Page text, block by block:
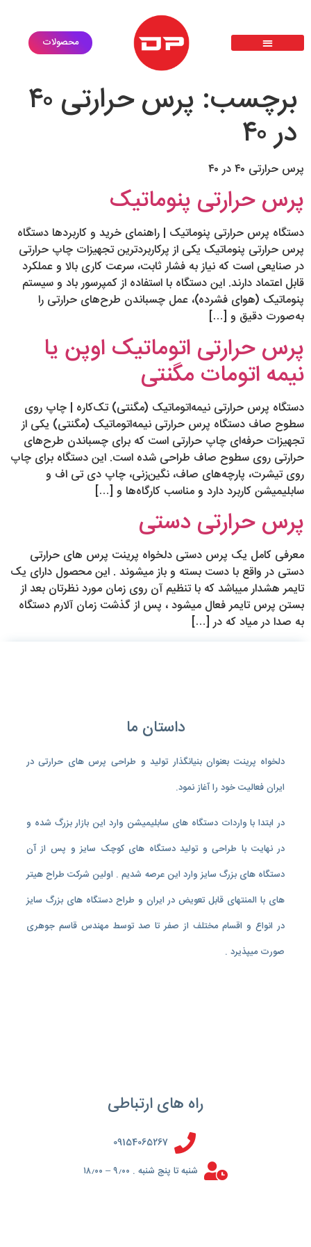
محصولات
برچسب: پرس حرارتی ۴۰
در ۴۰
پرس حرارتی ۴۰ در ۴۰
پرس حرارتی پنوماتیک
دستگاه پرس حرارتی پنوماتیک | راهنمای خرید و کاربردها دستگاه
پرس حرارتی پنوماتیک یکی از پرکاربردترین تجهیزات چاپ حرارتی
در صنایعی است که نیاز به فشار ثابت، سرعت کاری بالا و عملکرد
قابل اعتماد دارند. این دستگاه با استفاده از کمپرسور باد و سیستم
پنوماتیک (هوای فشرده)، عمل چسباندن طرح‌های حرارتی را
به‌صورت دقیق و […]
پرس حرارتی اتوماتیک اوپن یا
نیمه اتومات مگنتی
دستگاه پرس حرارتی نیمه‌اتوماتیک (مگنتی) تک‌کاره | چاپ روی
سطوح صاف دستگاه پرس حرارتی نیمه‌اتوماتیک (مگنتی) یکی از
تجهیزات حرفه‌ای چاپ حرارتی است که برای چسباندن طرح‌های
حرارتی روی سطوح صاف طراحی شده است. این دستگاه برای چاپ
روی تیشرت، پارچه‌های صاف، نگین‌زنی، چاپ دی تی اف و
سابلیمیشن کاربرد دارد و مناسب کارگاه‌ها و […]
پرس حرارتی دستی
معرفی کامل یک پرس دستی دلخواه پرینت پرس های حرارتی
دستی در واقع با دست بسته و باز میشوند . این محصول دارای یک
تایمر هشدار میباشد که با تنظیم آن روی زمان مورد نظرتان بعد از
بستن پرس تایمر فعال میشود ، پس از گذشت زمان آلارم دستگاه
به صدا در میاد که در […]
داستان ما
دلخواه پرینت بعنوان بنیانگذار تولید و طراحی پرس های حرارتی در
ایران فعالیت خود را آغاز نمود.
در ابتدا با واردات دستگاه های سابلیمیشن وارد این بازار بزرگ شده و
در نهایت با طراحی و تولید دستگاه های کوچک سایز و پس از آن
دستگاه های بزرگ سایز وارد این عرصه شدیم . اولین شرکت طراح هیتر
های با المنتهای قابل تعویض در ایران و طراح دستگاه های بزرگ سایز
در انواع و اقسام مختلف از صفر تا صد توسط مهندس قاسم جوهری
صورت میپذیرد .
راه های ارتباطی
09154065267
شنبه تا پنج شنبه . ۹٫۰۰ – ۱۸٫۰۰